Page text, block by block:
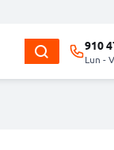
910
Lun -